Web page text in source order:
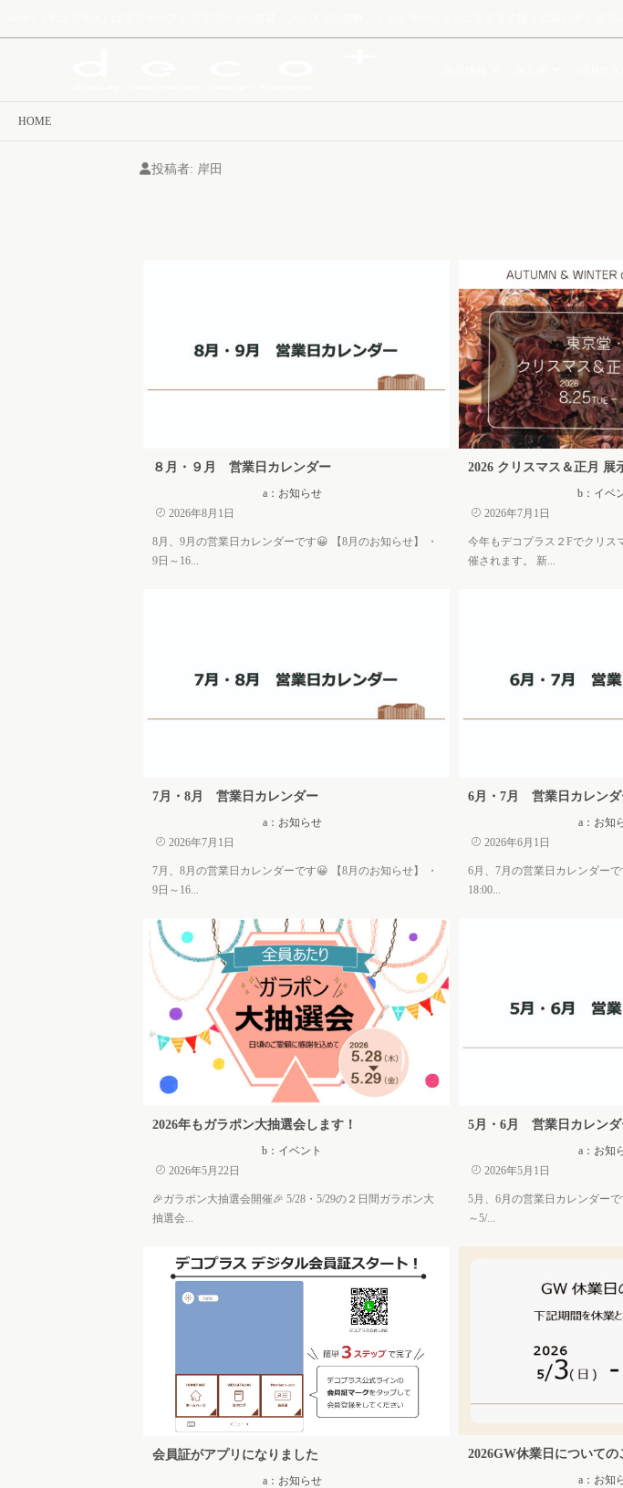
HOME
投稿者: 岸田
８月・９月 営業日カレンダー
a：お知らせ
2026年8月1日
8月、9月の営業日カレンダーです😀 【8月のお知らせ】 ・
9日～16...
2026 クリスマス＆正月 展
b：イベ
2026年7月1日
今年もデコプラス２Fでクリス
催されます。 新...
7月・8月 営業日カレンダー
a：お知らせ
2026年7月1日
7月、8月の営業日カレンダーです😀 【8月のお知らせ】 ・
9日～16...
6月・7月 営業日カレンダ
a：お知
2026年6月1日
6月、7月の営業日カレンダー
18:00...
2026年もガラポン大抽選会します！
b：イベント
2026年5月22日
🎉ガラポン大抽選会開催🎉 5/28・5/29の２日間ガラポン大
抽選会...
5月・6月 営業日カレンダ
a：お知
2026年5月1日
5月、6月の営業日カレンダー
～5/...
会員証がアプリになりました
a：お知らせ
2026GW休業日についての
a：お知